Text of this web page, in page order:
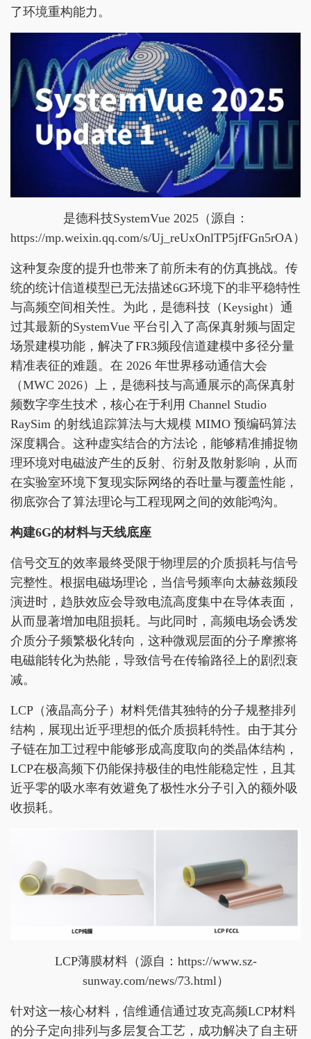
了环境重构能力。
是德科技SystemVue 2025（源自：
https://mp.weixin.qq.com/s/Uj_reUxOnlTP5jfFGn5rOA）
这种复杂度的提升也带来了前所未有的仿真挑战。传
统的统计信道模型已无法描述6G环境下的非平稳特性
与高频空间相关性。为此，是德科技（Keysight）通
过其最新的SystemVue 平台引入了高保真射频与固定
场景建模功能，解决了FR3频段信道建模中多径分量
精准表征的难题。在 2026 年世界移动通信大会
（MWC 2026）上，是德科技与高通展示的高保真射
频数字孪生技术，核心在于利用 Channel Studio
RaySim 的射线追踪算法与大规模 MIMO 预编码算法
深度耦合。这种虚实结合的方法论，能够精准捕捉物
理环境对电磁波产生的反射、衍射及散射影响，从而
在实验室环境下复现实际网络的吞吐量与覆盖性能，
彻底弥合了算法理论与工程现网之间的效能鸿沟。
构建6G的材料与天线底座
信号交互的效率最终受限于物理层的介质损耗与信号
完整性。根据电磁场理论，当信号频率向太赫兹频段
演进时，趋肤效应会导致电流高度集中在导体表面，
从而显著增加电阻损耗。与此同时，高频电场会诱发
介质分子频繁极化转向，这种微观层面的分子摩擦将
电磁能转化为热能，导致信号在传输路径上的剧烈衰
减。
LCP（液晶高分子）材料凭借其独特的分子规整排列
结构，展现出近乎理想的低介质损耗特性。由于其分
子链在加工过程中能够形成高度取向的类晶体结构，
LCP在极高频下仍能保持极佳的电性能稳定性，且其
近乎零的吸水率有效避免了极性水分子引入的额外吸
收损耗。
LCP薄膜材料（源自：https://www.sz-
sunway.com/news/73.html）
针对这一核心材料，信维通信通过攻克高频LCP材料
的分子定向排列与多层复合工艺，成功解决了自主研